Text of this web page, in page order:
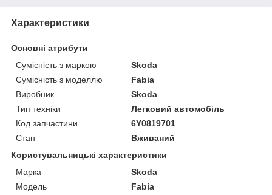
Характеристики
Основні атрибути
Сумісність з маркою
Skoda
Сумісність з моделлю
Fabia
Виробник
Skoda
Тип техніки
Легковий автомобіль
Код запчастини
6Y0819701
Стан
Вживаний
Користувальницькі характеристики
Марка
Skoda
Модель
Fabia